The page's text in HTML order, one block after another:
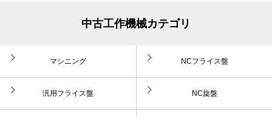
中古工作機械カテゴリ
マシニング NCフライス盤
汎用フライス盤 NC旋盤